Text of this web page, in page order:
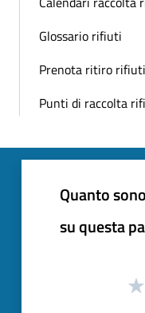
Glossario rifiuti
Prenota ritiro rifiuti
Punti di raccolta
Quanto
su questa